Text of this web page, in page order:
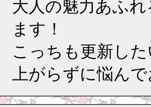
大人の魅力あふ
ます！
こっちも更新し
上がらずに悩ん